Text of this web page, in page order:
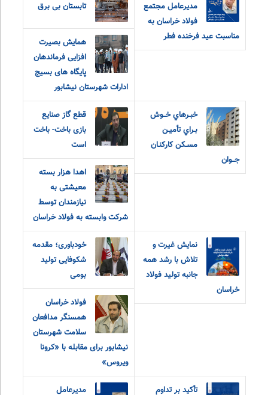
مدیرعامل مجتمع
فولاد خراسان به
مناسبت عید فرخنده فطر
تابستان بی برق
همایش بصیرت
افزایی فرماندهان
پایگاه های بسیج
ادارات شهرستان نیشابور
خبـرهاي خــوش
بـراي تأميـن
مسـکن کارکنـان
جــوان
قطع گاز صنایع
بازی باخت- باخت
است
اهدا هزار بسته
معیشتی به
نیازمندان توسط
شرکت وابسته به فولاد خراسان
نمایش غیرت و
تلاش با رشد همه
جانبه تولید فولاد
خراسان
خودباوری؛ مقدمه
شکوفایی تولید
بومی
فولاد خراسان
همسنگر مدافعان
سلامت شهرستان
نیشابور برای مقابله با «کرونا
ویروس»
تأکید بر تداوم مدیرعامل